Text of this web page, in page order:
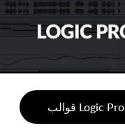
قوالب Logic Pro